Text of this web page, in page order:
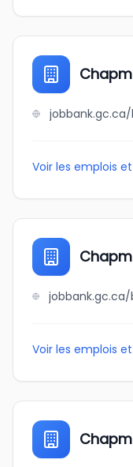
Voir les emplois
Voir les emplois